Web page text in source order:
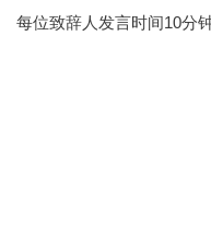
每位致辞人发言时间10分钟